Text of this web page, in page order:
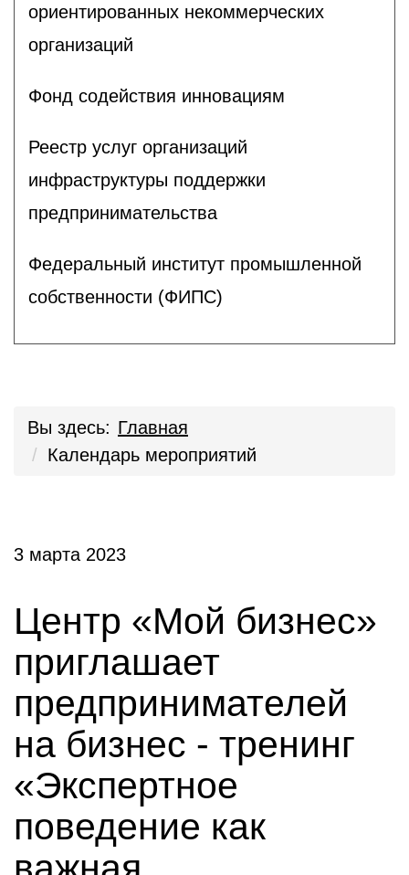
ориентированных некоммерческих
организаций
Фонд содействия инновациям
Реестр услуг организаций
инфраструктуры поддержки
предпринимательства
Федеральный институт промышленной
собственности (ФИПС)
Вы здесь: Главная
Календарь мероприятий
3 марта 2023
Центр «Мой бизнес»
приглашает
предпринимателей
на бизнес - тренинг
«Экспертное
поведение как